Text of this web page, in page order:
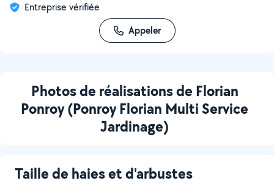
Entreprise vérifiée
Appeler
Photos de réalisations de Florian
Ponroy (Ponroy Florian Multi Service
Jardinage)
Taille de haies et d'arbustes